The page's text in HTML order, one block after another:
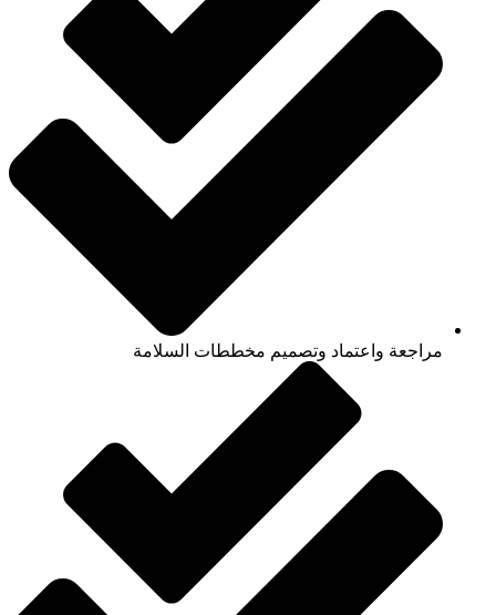
مراجعة واعتماد وتصميم مخططات السلامة